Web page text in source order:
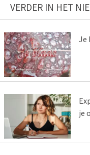
VERDER IN HET
Je
je